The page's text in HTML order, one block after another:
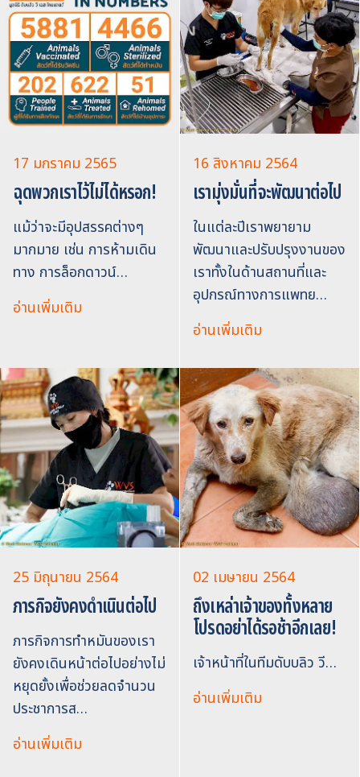
17 มกราคม 2565
ฉุดพวกเราไว้ไม่ได้หรอก!
แม้ว่าจะมีอุปสรรคต่างๆ
มากมาย เช่น การห้ามเดิน
ทาง การล็อกดาวน์…
อ่านเพิ่มเติม
16 สิงหาคม 2564
เรามุ่งมั่นที่จะพัฒนาต่อไป
ในแต่ละปีเราพยายาม
พัฒนาและปรับปรุงงานของ
เราทั้งในด้านสถานที่และ
อุปกรณ์ทางการแพทย…
อ่านเพิ่มเติม
25 มิถุนายน 2564
ภารกิจยังคงดำเนินต่อไป
ภารกิจการทำหมันของเรา
ยังคงเดินหน้าต่อไปอย่างไม่
หยุดยั้งเพื่อช่วยลดจำนวน
ประชาการส…
อ่านเพิ่มเติม
02 เมษายน 2564
ถึงเหล่าเจ้าของทั้งหลาย
โปรดอย่าได้รอช้าอีกเลย!
เจ้าหน้าที่ในทีมดับบลิว วี…
อ่านเพิ่มเติม